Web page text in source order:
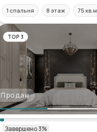
1 спальня 8 этаж 75 кв.м
TOP 3
Продан